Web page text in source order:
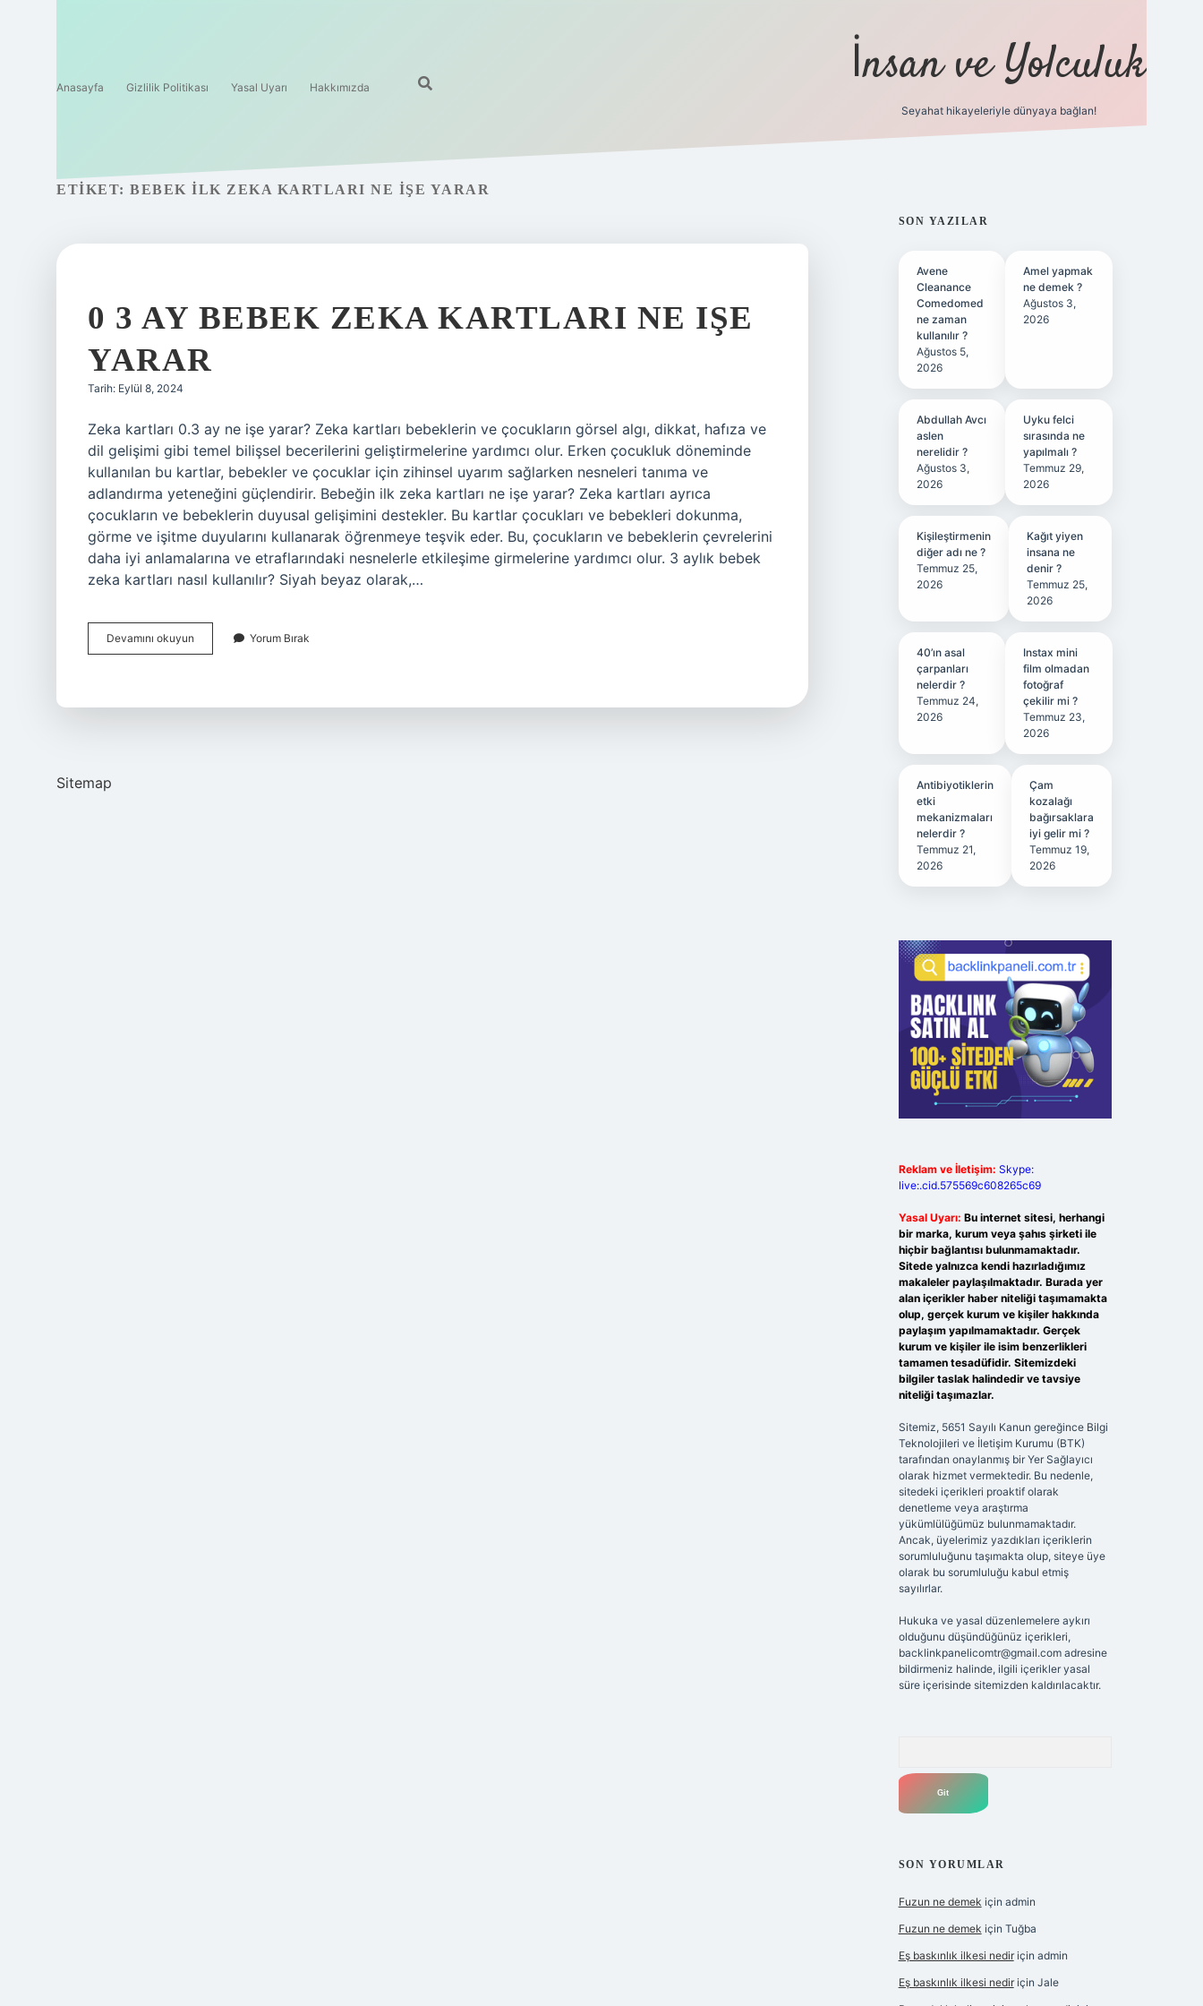
Anasayfa Gizlilik Politikası Yasal Uyarı Hakkımızda İnsan ve Yolculuk
Seyahat hikayeleriyle dünyaya bağlan!
ETIKET: BEBEK ILK ZEKA KARTLARI NE IŞE YARAR
0 3 AY BEBEK ZEKA KARTLARI NE IŞE
YARAR
Tarih: Eylül 8, 2024
Zeka kartları 0.3 ay ne işe yarar? Zeka kartları bebeklerin ve çocukların görsel algı, dikkat, hafıza ve
dil gelişimi gibi temel bilişsel becerilerini geliştirmelerine yardımcı olur. Erken çocukluk döneminde
kullanılan bu kartlar, bebekler ve çocuklar için zihinsel uyarım sağlarken nesneleri tanıma ve
adlandırma yeteneğini güçlendirir. Bebeğin ilk zeka kartları ne işe yarar? Zeka kartları ayrıca
çocukların ve bebeklerin duyusal gelişimini destekler. Bu kartlar çocukları ve bebekleri dokunma,
görme ve işitme duyularını kullanarak öğrenmeye teşvik eder. Bu, çocukların ve bebeklerin çevrelerini
daha iyi anlamalarına ve etraflarındaki nesnelerle etkileşime girmelerine yardımcı olur. 3 aylık bebek
zeka kartları nasıl kullanılır? Siyah beyaz olarak,…
Devamını okuyun
3
Yorum Bırak
Sitemap
SIDEBAR
SON YAZILAR
Avene
Cleanance
Comedomed
ne zaman
kullanılır ?
Ağustos 5,
2026
Amel yapmak
ne demek ?
Ağustos 3,
2026
Abdullah Avcı
aslen
nerelidir ?
Ağustos 3,
2026
Uyku felci
sırasında ne
yapılmalı ?
Temmuz 29,
2026
Kişileştirmenin
diğer adı ne ?
Temmuz 25,
2026
Kağıt yiyen
insana ne
denir ?
Temmuz 25,
2026
40’ın asal
çarpanları
nelerdir ?
Temmuz 24,
2026
Instax mini
film olmadan
fotoğraf
çekilir mi ?
Temmuz 23,
2026
Antibiyotiklerin
etki
mekanizmaları
nelerdir ?
Temmuz 21,
2026
Çam
kozalağı
bağırsaklara
iyi gelir mi ?
Temmuz 19,
2026
Reklam ve İletişim: Skype:
live:.cid.575569c608265c69
Yasal Uyarı: Bu internet sitesi, herhangi
bir marka, kurum veya şahıs şirketi ile
hiçbir bağlantısı bulunmamaktadır.
Sitede yalnızca kendi hazırladığımız
makaleler paylaşılmaktadır. Burada yer
alan içerikler haber niteliği taşımamakta
olup, gerçek kurum ve kişiler hakkında
paylaşım yapılmamaktadır. Gerçek
kurum ve kişiler ile isim benzerlikleri
tamamen tesadüfidir. Sitemizdeki
bilgiler taslak halindedir ve tavsiye
niteliği taşımazlar.
Sitemiz, 5651 Sayılı Kanun gereğince Bilgi
Teknolojileri ve İletişim Kurumu (BTK)
tarafından onaylanmış bir Yer Sağlayıcı
olarak hizmet vermektedir. Bu nedenle,
sitedeki içerikleri proaktif olarak
denetleme veya araştırma
yükümlülüğümüz bulunmamaktadır.
Ancak, üyelerimiz yazdıkları içeriklerin
sorumluluğunu taşımakta olup, siteye üye
olarak bu sorumluluğu kabul etmiş
sayılırlar.
Hukuka ve yasal düzenlemelere aykırı
olduğunu düşündüğünüz içerikleri,
backlinkpanelicomtr@gmail.comadresine
bildirmeniz halinde, ilgili içerikler yasal
süre içerisinde sitemizden kaldırılacaktır.
SON YORUMLAR
Fuzun ne demek için admin
Fuzun ne demek için Tuğba
Eş baskınlık ilkesi nediriçin admin
Eş baskınlık ilkesi nediriçin Jale